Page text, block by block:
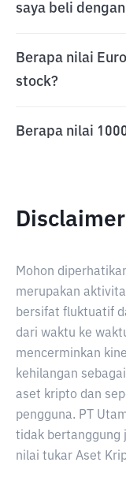
saya beli
Berapa nilai
stock?
Berapa nilai
Disclaimer
Mohon
merupakan
bersifat fluktuatif
dari waktu ke
mencerminkan
kehilangan
aset kripto dan
pengguna. PT
tidak bertanggung
nilai tukar Aset